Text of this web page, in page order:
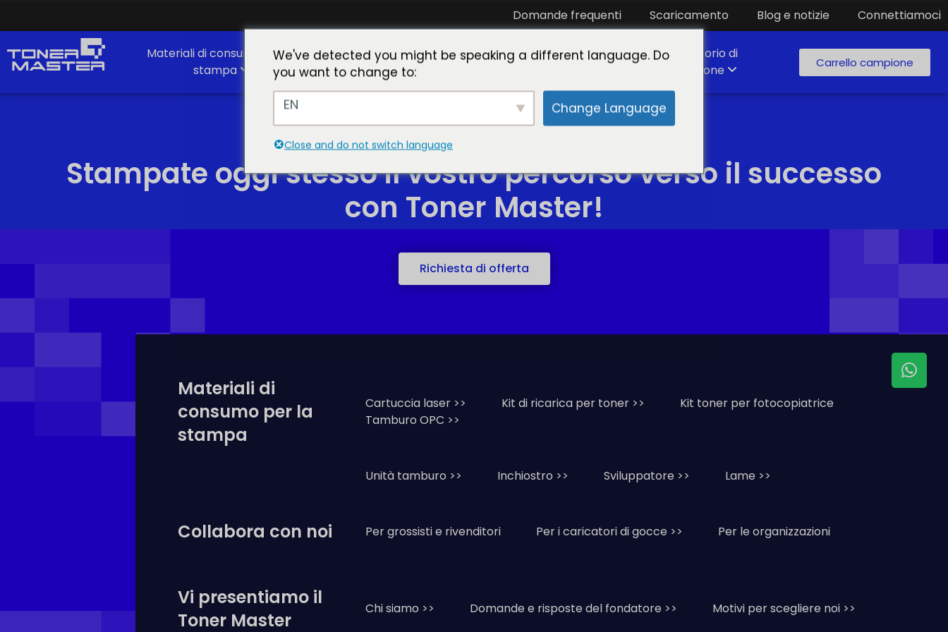
Domande frequenti Scaricamento Blog e notizie Connettiamoci
Materiali di consumo per la
stampa
Collabora con noi
Vi presentiamo il Toner
Laboratorio di
produzione
Carrello campione
Stampate oggi stesso il vostro percorso verso il successo
con Toner Master!
Richiesta di offerta
Materiali di
consumo per la
stampa
Cartuccia laser >> Kit di ricarica per toner >>
Kit toner per fotocopiatrice
Tamburo OPC >>
Unità tamburo >> Inchiostro >> Sviluppatore >> Lame >>
Collabora con noi Per grossisti e rivenditori Per i caricatori di gocce >> Per le organizzazioni
Vi presentiamo il
Toner Master
Chi siamo >> Domande e risposte del fondatore >> Motivi per scegliere noi >>
We've detected you might be speaking a different language. Do
you want to change to:
EN Change Language
Close and do not switch language